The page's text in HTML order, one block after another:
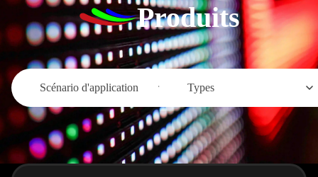
Produits
Scénario d'application Types